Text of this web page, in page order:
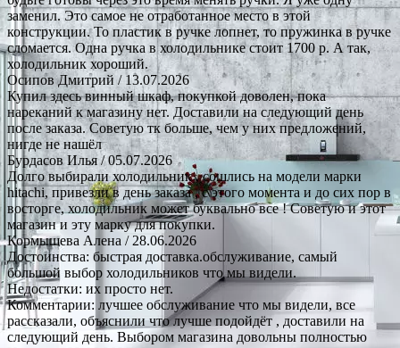
заменил. Это самое не отработанное место в этой
конструкции. То пластик в ручке лопнет, то пружинка в ручке
сломается. Одна ручка в холодильнике стоит 1700 р. А так,
холодильник хороший.
Осипов Дмитрий/ 13.07.2026
Купил здесь винный шкаф, покупкой доволен, пока
нареканий к магазину нет. Доставили на следующий день
после заказа. Советую тк больше, чем у них предложений,
нигде не нашёл
Бурдасов Илья/ 05.07.2026
Долго выбирали холодильник , сошлись на модели марки
hitachi, привезли в день заказа , с этого момента и до сих пор в
восторге, холодильник может буквально все ! Советую и этот
магазин и эту марку для покупки.
Кормышева Алена / 28.06.2026
Достоинства: быстрая доставка.обслуживание, самый
большой выбор холодильников что мы видели.
Недостатки: их просто нет.
Комментарии: лучшее обслуживание что мы видели, все
рассказали, объяснили что лучше подойдёт , доставили на
следующий день. Выбором магазина довольны полностью